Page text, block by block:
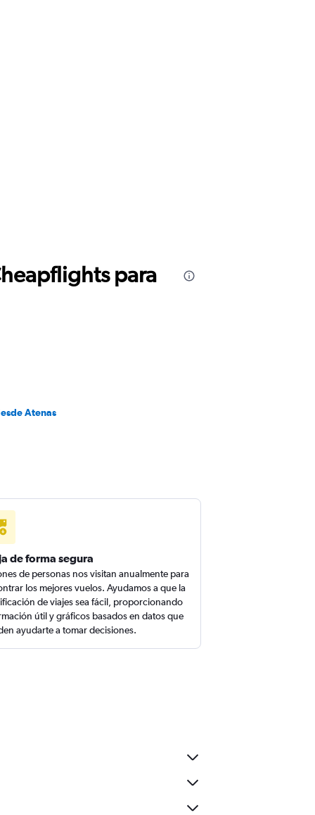
para
Atenas
de forma segura
de personas nos visitan anualmente para
los mejores vuelos. Ayudamos a que la
de viajes sea fácil, proporcionando
útil y gráficos basados en datos que
ayudarte a tomar decisiones.